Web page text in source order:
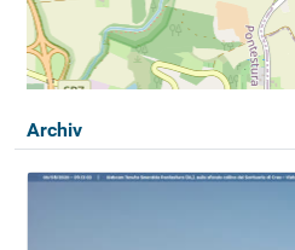
Archiv